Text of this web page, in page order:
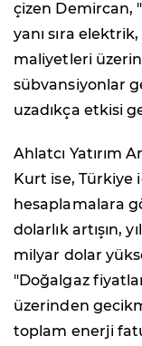
çizen Demircan,
yanı sıra
maliyetleri
sübvansiyonlar
uzadıkça etkisi
Ahlatcı Yatırım
Kurt ise, Türkiye
hesaplamalara
dolarlık artışın,
milyar dolar
"Doğalgaz
üzerinden
toplam enerji